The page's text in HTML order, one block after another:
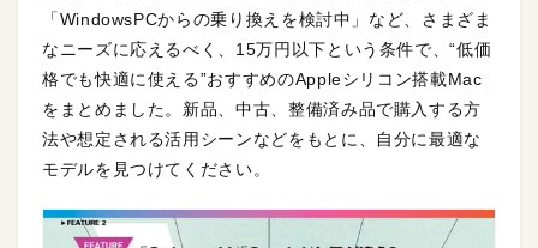
「WindowsPCからの乗り換えを検討中」など、さまざま
なニーズに応えるべく、15万円以下という条件で、“低価
格でも快適に使える”おすすめのAppleシリコン搭載Mac
をまとめました。新品、中古、整備済み品で購入する方
法や想定される活用シーンなどをもとに、自分に最適な
モデルを見つけてください。